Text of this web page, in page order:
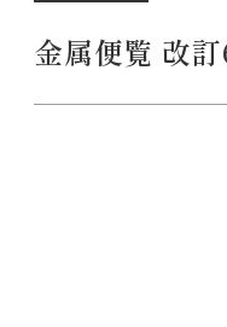
金属便覧 改